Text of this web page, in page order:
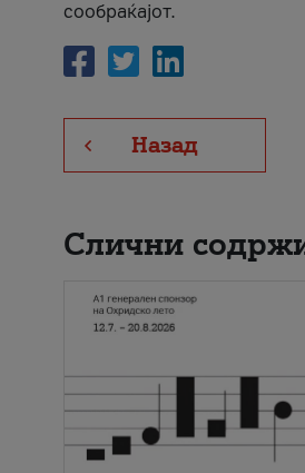
сообраќајот.
Назад
Слични